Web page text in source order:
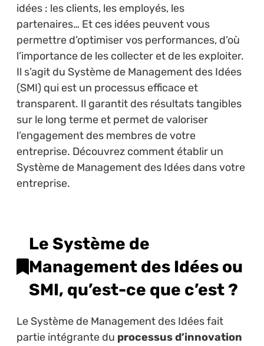
idées : les clients, les employés, les
partenaires… Et ces idées peuvent vous
permettre d’optimiser vos performances, d’où
l’importance de les collecter et de les exploiter.
Il s’agit du Système de Management des Idées
(SMI) qui est un processus efficace et
transparent. Il garantit des résultats tangibles
sur le long terme et permet de valoriser
l’engagement des membres de votre
entreprise. Découvrez comment établir un
Système de Management des Idées dans votre
entreprise.
Le Système de
Management des Idées ou
SMI, qu’est-ce que c’est ?
Le Système de Management des Idées fait
partie intégrante du processus d’innovation